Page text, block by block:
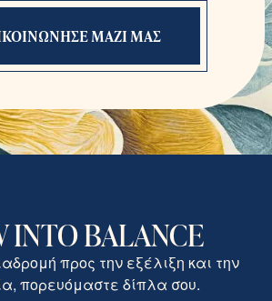
ΜΑΖΙ ΜΑΣ
INTO BALANCE
προς την εξέλιξη και την
πορευόμαστε δίπλα σου.